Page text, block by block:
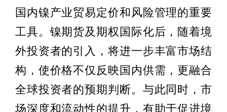
国内镍产业贸易定价和风险管理的重要
工具。镍期货及期权国际化后，随着境
外投资者的引入，将进一步丰富市场结
构，使价格不仅反映国内供需，更融合
全球投资者的预期判断。与此同时，市
场深度和流动性的提升，有助于促进境